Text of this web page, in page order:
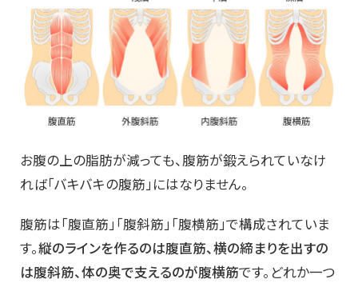
お腹の上の脂肪が減っても、腹筋が鍛えられていなけ
れば「バキバキの腹筋」にはなりません。
腹筋は「腹直筋」「腹斜筋」「腹横筋」で構成されていま
す。縦のラインを作るのは腹直筋、横の締まりを出すの
は腹斜筋、体の奥で支えるのが腹横筋です。どれか一つ